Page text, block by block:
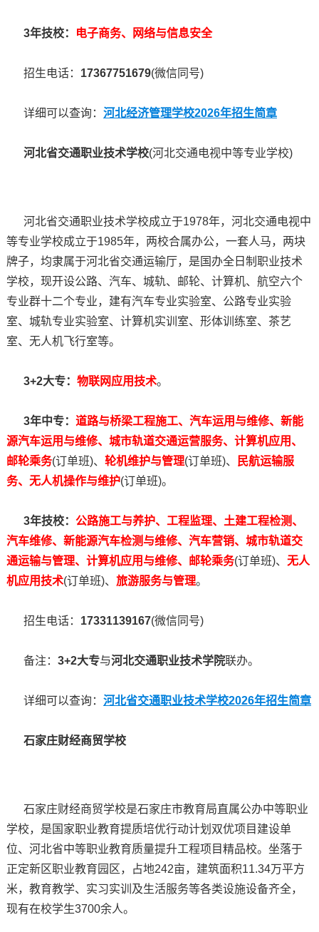
3年技校： 电子商务、网络与信息安全
招生电话： 17367751679(微信同号)
详细可以查询： 河北经济管理学校2026年招生简章
河北省交通职业技术学校(河北交通电视中等专业学校)
河北省交通职业技术学校成立于1978年，河北交通电视中
等专业学校成立于1985年，两校合属办公，一套人马，两块
牌子，均隶属于河北省交通运输厅，是国办全日制职业技术
学校，现开设公路、汽车、城轨、邮轮、计算机、航空六个
专业群十二个专业，建有汽车专业实验室、公路专业实验
室、城轨专业实验室、计算机实训室、形体训练室、茶艺
室、无人机飞行室等。
3+2大专： 物联网应用技术。
3年中专： 道路与桥梁工程施工、汽车运用与维修、新能
源汽车运用与维修、城市轨道交通运营服务、计算机应用、
邮轮乘务(订单班)、 轮机维护与管理(订单班)、
民航运输服
务、无人机操作与维护(订单班)。
3年技校： 公路施工与养护、 工程监理、 土建工程检测、
汽车维修、 新能源汽车检测与维修、 汽车营销、 城市轨道交
通运输与管理、 计算机应用与维修、 邮轮乘务(订单班)、 无人
机应用技术(订单班)、 旅游服务与管理。
招生电话： 17331139167(微信同号)
备注： 3+2大专与河北交通职业技术学院联办。
详细可以查询： 河北省交通职业技术学校2026年招生简章
石家庄财经商贸学校
石家庄财经商贸学校是石家庄市教育局直属公办中等职业
学校，是国家职业教育提质培优行动计划双优项目建设单
位、河北省中等职业教育质量提升工程项目精品校。坐落于
正定新区职业教育园区，占地242亩，建筑面积11.34万平方
米，教育教学、实习实训及生活服务等各类设施设备齐全，
现有在校学生3700余人。